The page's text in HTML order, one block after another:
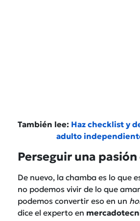
También lee: Haz checklist y
adulto
Perseguir una pasión
De nuevo, la chamba es lo que
no podemos vivir de lo que
podemos convertir eso en un
dice el experto en